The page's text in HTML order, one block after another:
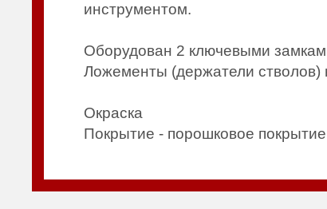
инструментом.
Оборудован 2 ключевыми
Ложементы (держатели стволов)
Окраска
Покрытие - порошковое